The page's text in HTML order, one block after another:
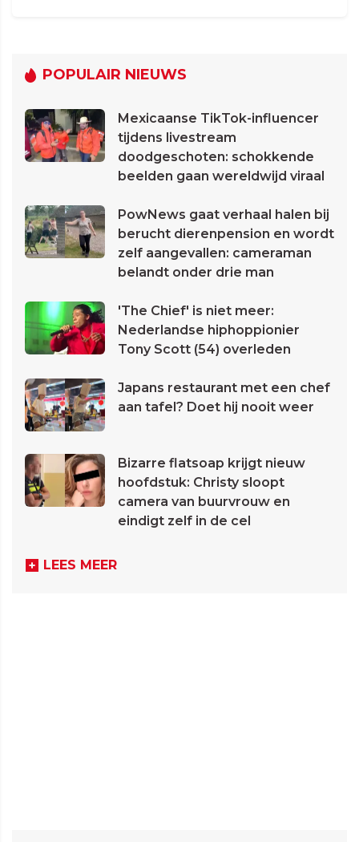
POPULAIR NIEUWS
Mexicaanse TikTok-influencer
tijdens livestream
doodgeschoten: schokkende
beelden gaan wereldwijd viraal
PowNews gaat verhaal halen bij
berucht dierenpension en wordt
zelf aangevallen: cameraman
belandt onder drie man
'The Chief' is niet meer:
Nederlandse hiphoppionier
Tony Scott (54) overleden
Japans restaurant met een chef
aan tafel? Doet hij nooit weer
Bizarre flatsoap krijgt nieuw
hoofdstuk: Christy sloopt
camera van buurvrouw en
eindigt zelf in de cel
LEES MEER